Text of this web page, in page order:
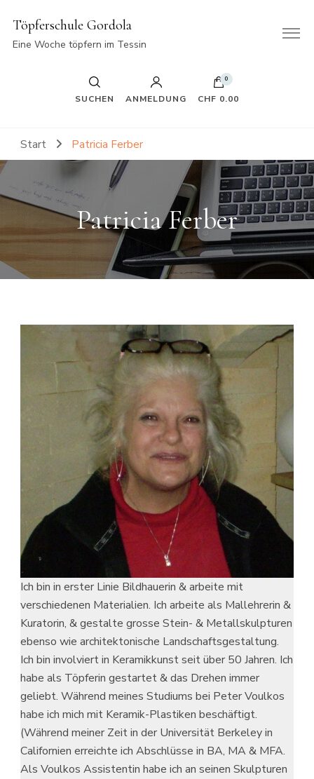
Töpferschule Gordola
Eine Woche töpfern im Tessin
SUCHEN ANMELDUNG
0
CHF 0.00
Start Patricia Ferber
Patricia Ferber
Ich bin in erster Linie Bildhauerin & arbeite mit
verschiedenen Materialien. Ich arbeite als Mallehrerin &
Kuratorin, & gestalte grosse Stein- & Metallskulpturen
ebenso wie architektonische Landschaftsgestaltung.
Ich bin involviert in Keramikkunst seit über 50 Jahren. Ich
habe als Töpferin gestartet & das Drehen immer
geliebt. Während meines Studiums bei Peter Voulkos
habe ich mich mit Keramik-Plastiken beschäftigt.
(Während meiner Zeit in der Universität Berkeley in
Californien erreichte ich Abschlüsse in BA, MA & MFA.
Als Voulkos Assistentin habe ich an seinen Skulpturen